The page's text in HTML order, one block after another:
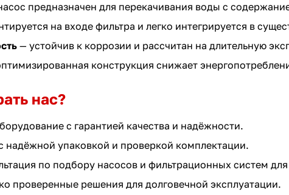
предназначен для перекачивания воды с
на входе фильтра и легко интегрируется в
— устойчив к коррозии и рассчитан на длительную
конструкция снижает
нас?
с гарантией качества и надёжности.
надёжной упаковкой и проверкой комплектации.
по подбору насосов и фильтрационных систем
проверенные решения для долговечной эксплуатации.